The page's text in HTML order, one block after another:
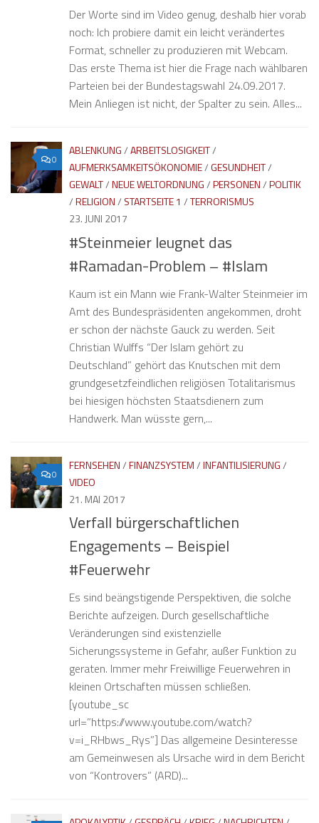
Der Worte sind im Video genug, deshalb hier vorab
noch: Ich probiere damit ein leicht verändertes
Format, schneller zu produzieren mit Webcam.
Das erste Thema ist hier die Frage nach wählbaren
Parteien bei der Bundestagswahl 24.09.2017.
Mein Anliegen ist nicht, der Spalter zu sein. Alles...
0
ABLENKUNG/ARBEITSLOSIGKEIT/
AUFMERKSAMKEITSÖKONOMIE/GESUNDHEIT/
GEWALT/NEUE WELTORDNUNG/PERSONEN/POLITIK
/RELIGION/ STARTSEITE 1 /TERRORISMUS
23. JUNI 2017
#Steinmeier leugnet das
#Ramadan-Problem – #Islam
Kaum ist ein Mann wie Frank-Walter Steinmeier im
Amt des Bundespräsidenten angekommen, droht
er schon der nächste Gauck zu werden. Seit
Christian Wulffs “Der Islam gehört zu
Deutschland” gehört das Knutschen mit dem
grundgesetzfeindlichen religiösen Totalitarismus
bei hiesigen höchsten Staatsdienern zum
Handwerk. Man wüsste gern,...
0
FERNSEHEN/FINANZSYSTEM/INFANTILISIERUNG/
VIDEO
21. MAI 2017
Verfall bürgerschaftlichen
Engagements – Beispiel
#Feuerwehr
Es sind beängstigende Perspektiven, die solche
Berichte aufzeigen. Durch gesellschaftliche
Veränderungen sind existenzielle
Sicherungssysteme in Gefahr, außer Funktion zu
geraten. Immer mehr Freiwillige Feuerwehren in
kleinen Ortschaften müssen schließen.
[youtube_sc
url=”https://www.youtube.com/watch?
v=i_RHbws_Rys”] Das allgemeine Desinteresse
am Gemeinwesen als Ursache wird in dem Bericht
von “Kontrovers” (ARD)...